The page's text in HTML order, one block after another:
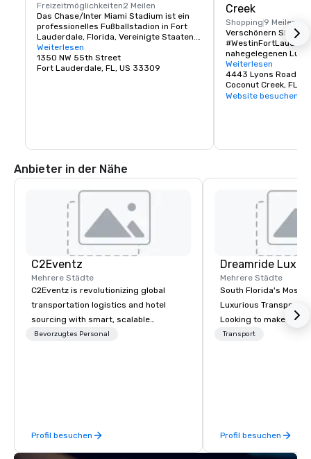
Freizeitmöglichkeiten2 Meilen
Das Chase/Inter Miami Stadium ist ein
professionelles Fußballstadion in Fort
Lauderdale, Florida, Vereinigte Staaten.
Es ist die Heimat des Inter Miami CF der
Major League Soccer. Es wurde in einer
Vielzahl von Sportarten eingesetzt,
Weiterlesen
1350 NW 55th Street
Fort Lauderdale, FL, US 33309
Creek
Shopping 9 Meilen
Verschönern Sie
nahegelegenen
Restaurants im
Hotel liegt an Lyons
bietet mehr als 35
Restaurants in
Weiterlesen
4443 Lyons Road
Coconut Creek, FL,
Website besuchen
Anbieter in der Nähe
C2Eventz
Mehrere Städte
C2Eventz is revolutionizing global
transportation logistics and hotel
sourcing with smart, scalable
technology. Since 2003, we’ve helped
Bevorzugtes Personal
Profil besuchen
Mehrere Städte
South Florida's Most
Luxurious
Looking to make your
to remember? With
services.
Transport
Profil besuchen